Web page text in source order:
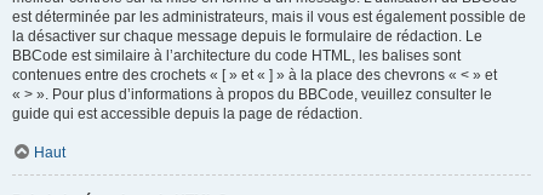
est déterminée par les administrateurs, mais il vous est également possible de
la désactiver sur chaque message depuis le formulaire de rédaction. Le
BBCode est similaire à l’architecture du code HTML, les balises sont
contenues entre des crochets « [ » et « ] » à la place des chevrons « < » et
« > ». Pour plus d’informations à propos du BBCode, veuillez consulter le
guide qui est accessible depuis la page de rédaction.
Haut